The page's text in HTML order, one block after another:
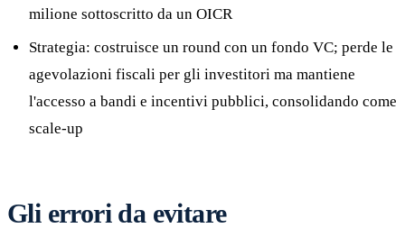
milione sottoscritto da un OICR
Strategia: costruisce un round con un fondo VC; perde le
agevolazioni fiscali per gli investitori ma mantiene
l'accesso a bandi e incentivi pubblici, consolidando come
scale-up
Gli errori da evitare